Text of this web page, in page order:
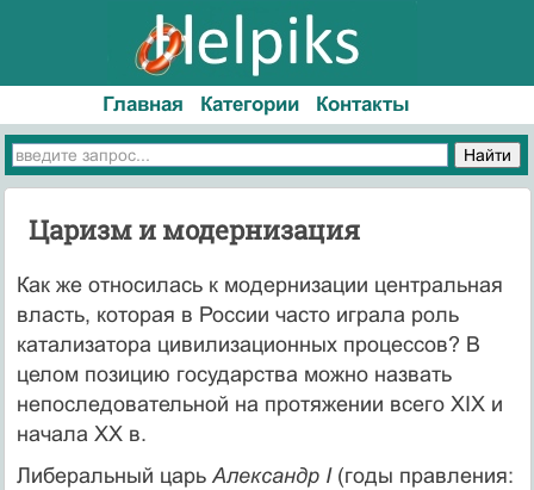
Главная Категории Контакты
Царизм и модернизация
Как же относилась к модернизации центральная
власть, которая в России часто играла роль
катализа­тора цивилизационных процессов? В
целом позицию государства можно назвать
непоследовательной на протяжении всего XIX и
начала XX в.
Либеральный царь Александр I (годы правления: